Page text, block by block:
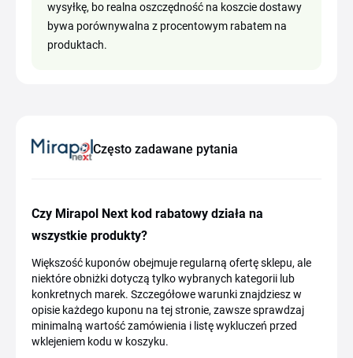
wysyłkę, bo realna oszczędność na koszcie dostawy
bywa porównywalna z procentowym rabatem na
produktach.
Często zadawane pytania
Czy Mirapol Next kod rabatowy działa na
wszystkie produkty?
Większość kuponów obejmuje regularną ofertę sklepu, ale
niektóre obniżki dotyczą tylko wybranych kategorii lub
konkretnych marek. Szczegółowe warunki znajdziesz w
opisie każdego kuponu na tej stronie, zawsze sprawdzaj
minimalną wartość zamówienia i listę wykluczeń przed
wklejeniem kodu w koszyku.